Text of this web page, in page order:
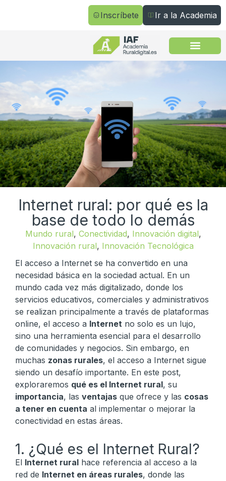
Inscríbete Ir a la Academia
Internet rural: por qué es la
base de todo lo demás
Mundo rural, Conectividad, Innovación digital,
Innovación rural, Innovación Tecnológica
El acceso a Internet se ha convertido en una
necesidad básica en la sociedad actual. En un
mundo cada vez más digitalizado, donde los
servicios educativos, comerciales y administrativos
se realizan principalmente a través de plataformas
online, el acceso a Internet no solo es un lujo,
sino una herramienta esencial para el desarrollo
de comunidades y negocios. Sin embargo, en
muchas zonas rurales, el acceso a Internet sigue
siendo un desafío importante. En este post,
exploraremos qué es el Internet rural, su
importancia, las ventajas que ofrece y las cosas
a tener en cuenta al implementar o mejorar la
conectividad en estas áreas.
1. ¿Qué es el Internet Rural?
El Internet rural hace referencia al acceso a la
red de Internet en áreas rurales, donde las